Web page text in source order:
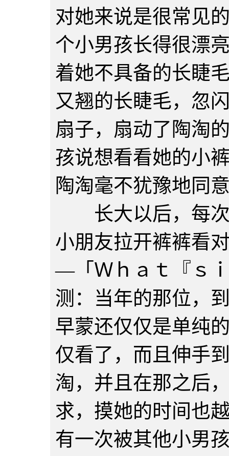
对她来说是很常见
个小男孩长得很漂
着她不具备的长睫
又翘的长睫毛，忽
扇子，扇动了陶淘
孩说想看看她的小
陶淘毫不犹豫地同
长大以后，每次
小朋友拉开裤裤看
—「Ｗｈａｔ『ｓ
测：当年的那位，
早蒙还仅仅是单纯
仅看了，而且伸手
淘，并且在那之后
求，摸她的时间也
有一次被其他小男